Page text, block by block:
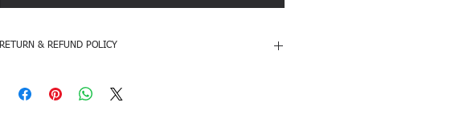
RETURN & REFUND POLICY
different items or damaged items. Customer must provide